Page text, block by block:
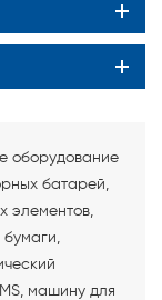
оборудование
батарей,
элементов,
машину для